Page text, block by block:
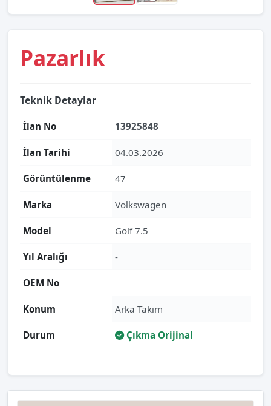
Pazarlık
Teknik Detaylar
İlan No 13925848
İlan Tarihi 04.03.2026
Görüntülenme 47
Marka Volkswagen
Model Golf 7.5
Yıl Aralığı -
OEM No
Konum Arka Takım
Durum Çıkma Orijinal